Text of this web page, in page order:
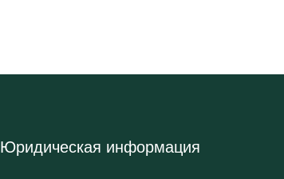
Юридическая информация